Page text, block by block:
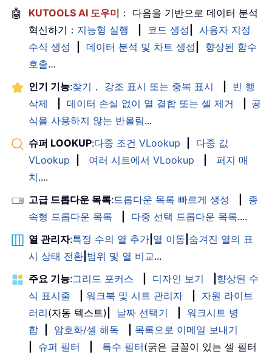
🤖 KUTOOLS AI 도우미 ： 다음을 기반으로 데이터 분석
혁신하기： 지능형 실행 코드 생성
사용자 지정
수식 생성
데이터 분석 및 차트 생성
향상된 함수
호출…
인기 기능:찾기， 강조 표시 또는 중복 표시
빈 행
삭제
데이터 손실 없이 열 결합 또는 셀 제거
공
식을 사용하지 않는 반올림...
슈퍼 LOOKUP:다중 조건 VLookup
다중 값
VLookup
여러 시트에서 VLookup
퍼지 매
치....
고급 드롭다운 목록:드롭다운 목록 빠르게 생성
종
속형 드롭다운 목록
다중 선택 드롭다운 목록....
열 관리자:특정 수의 열 추가 열 이동 숨겨진 열의 표
시 상태 전환 범위 및 열 비교...
주요 기능:그리드 포커스 디자인 보기
향상된 수
식 표시줄
워크북 및 시트 관리자
자원 라이브
러리(자동 텍스트) 날짜 선택기
워크시트 병
합
암호화/셀 해독
목록으로 이메일 보내기
슈퍼 필터 특수 필터(굵은 글꼴이 있는 셀 필터